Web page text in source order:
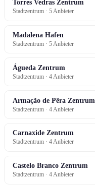
Torres Vedras Zentrum
Stadtzentrum · 5 Anbieter
Madalena Hafen
Stadtzentrum · 5 Anbieter
Águeda Zentrum
Stadtzentrum · 4 Anbieter
Armação de Pêra Zentrum
Stadtzentrum · 4 Anbieter
Carnaxide Zentrum
Stadtzentrum · 4 Anbieter
Castelo Branco Zentrum
Stadtzentrum · 4 Anbieter